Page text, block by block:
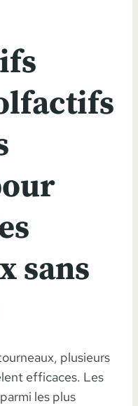
sans
plusieurs
efficaces. Les
les plus